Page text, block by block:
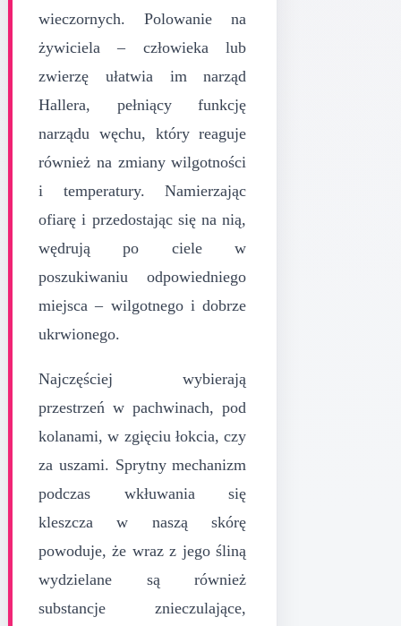
wieczornych. Polowanie na
żywiciela – człowieka lub
zwierzę ułatwia im narząd
Hallera, pełniący funkcję
narządu węchu, który reaguje
również na zmiany wilgotności
i temperatury. Namierzając
ofiarę i przedostając się na nią,
wędrują po ciele w
poszukiwaniu odpowiedniego
miejsca – wilgotnego i dobrze
ukrwionego.
Najczęściej wybierają
przestrzeń w pachwinach, pod
kolanami, w zgięciu łokcia, czy
za uszami. Sprytny mechanizm
podczas wkłuwania się
kleszcza w naszą skórę
powoduje, że wraz z jego śliną
wydzielane są również
substancje znieczulające,